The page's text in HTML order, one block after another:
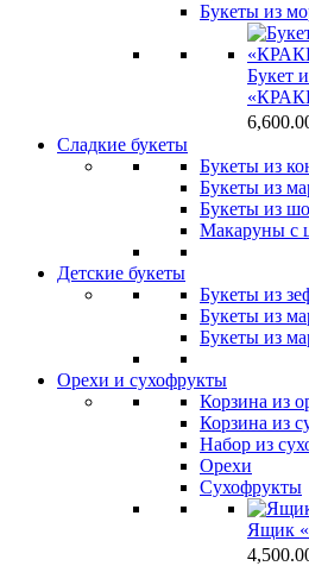
Букеты из
Букет
Сладкие букеты
Букеты из
Букеты из
Букеты из
Макаруны с
Детские букеты
Букеты из
Букеты из
Букеты из
Орехи и сухофрукты
Корзина из
Корзина из
Набор из
Орехи
Сухофрукты
Ящик